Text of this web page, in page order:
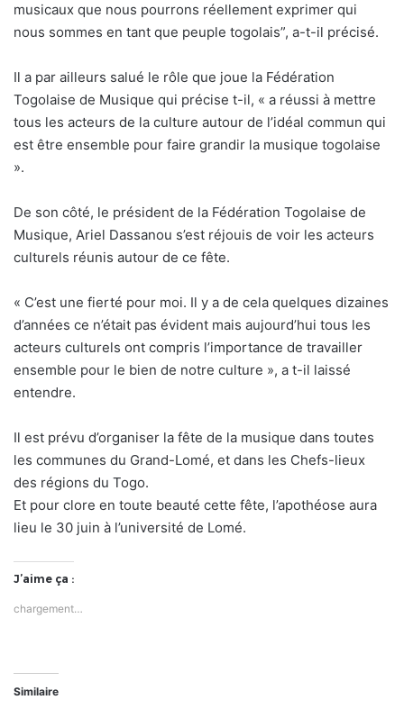
musicaux que nous pourrons réellement exprimer qui
nous sommes en tant que peuple togolais”, a-t-il précisé.
Il a par ailleurs salué le rôle que joue la Fédération
Togolaise de Musique qui précise t-il, « a réussi à mettre
tous les acteurs de la culture autour de l’idéal commun qui
est être ensemble pour faire grandir la musique togolaise
».
De son côté, le président de la Fédération Togolaise de
Musique, Ariel Dassanou s’est réjouis de voir les acteurs
culturels réunis autour de ce fête.
« C’est une fierté pour moi. Il y a de cela quelques dizaines
d’années ce n’était pas évident mais aujourd’hui tous les
acteurs culturels ont compris l’importance de travailler
ensemble pour le bien de notre culture », a t-il laissé
entendre.
Il est prévu d’organiser la fête de la musique dans toutes
les communes du Grand-Lomé, et dans les Chefs-lieux
des régions du Togo.
Et pour clore en toute beauté cette fête, l’apothéose aura
lieu le 30 juin à l’université de Lomé.
J’aime ça :
chargement…
Similaire